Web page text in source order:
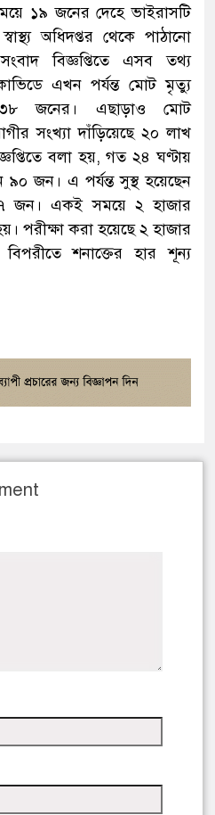
১৯ জনের দেহে ভাইরাসটি
অধিদপ্তর থেকে পাঠানো
বিজ্ঞপ্তিতে এসব তথ্য
এখন পর্যন্ত মোট মৃত্যু
জনের। এছাড়াও মোট
সংখ্যা দাঁড়িয়েছে ২০ লাখ
বলা হয়, গত ২৪ ঘণ্টায়
জন। এ পর্যন্ত সুস্থ হয়েছেন
জন। একই সময়ে ২ হাজার
পরীক্ষা করা হয়েছে ২ হাজার
শনাক্তের হার শূন্য